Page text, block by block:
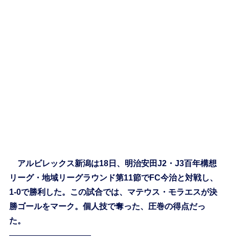
アルビレックス新潟は18日、明治安田J2・J3百年構想
リーグ・地域リーグラウンド第11節でFC今治と対戦し、
1-0で勝利した。この試合では、マテウス・モラエスが決
勝ゴールをマーク。個人技で奪った、圧巻の得点だっ
た。
——————————